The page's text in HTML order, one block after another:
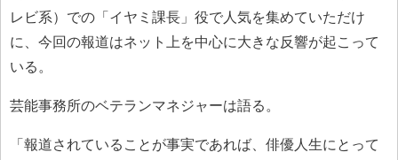
レビ系）での「イヤミ課長」役で人気を集めていただけ
に、今回の報道はネット上を中心に大きな反響が起こって
いる。
芸能事務所のベテランマネジャーは語る。
「報道されていることが事実であれば、俳優人生にとって